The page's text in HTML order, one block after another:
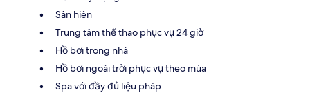
Sân hiên
Trung tâm thể thao phục vụ 24 giờ
Hồ bơi trong nhà
Hồ bơi ngoài trời phục vụ theo mùa
Spa với đầy đủ liệu pháp